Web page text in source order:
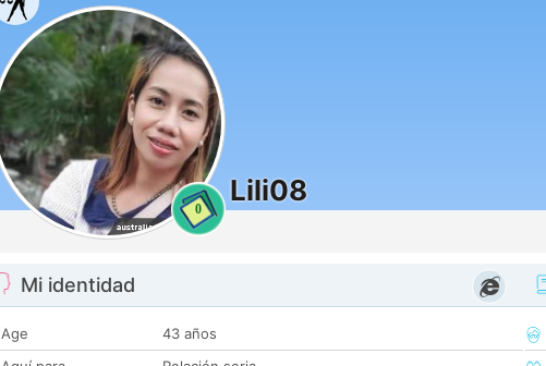
0
Lili08
Mi identidad
Age
43 años